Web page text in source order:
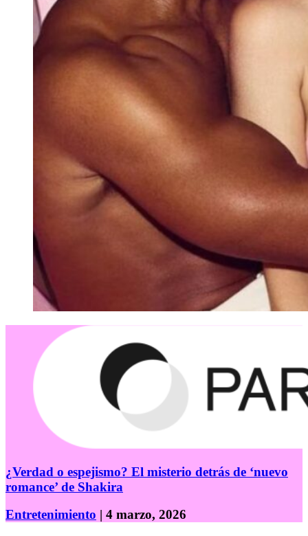
¿Verdad o espejismo? El misterio detrás de ‘nuevo
romance’ de Shakira
Entretenimiento | 4 marzo, 2026